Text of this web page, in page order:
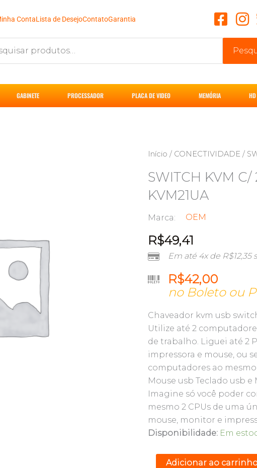
ContaLista de DesejoContatoGarantia
GABINETE PROCESSADOR PLACA DE VIDEO MEMÓRIA
Início / CONECTIVIDADE /
SWITCH KVM C/
KVM21UA
Marca: OEM
R$49,41
Em até 4x de R$12,35
R$42,00
no Boleto ou
Chaveador kvm usb
Utilize até 2
de trabalho. Liguei até 2
impressora e mouse, ou
computadores ao
Mouse usb Teclado usb
Imagine só você poder
mesmo 2 CPUs de uma
mouse, monitor e
Disponibilidade: Em
SWITCH
Adicionar ao